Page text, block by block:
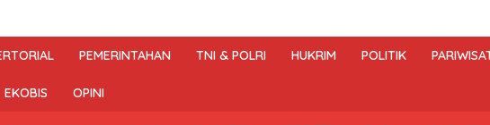
PEMERINTAHAN TNI & POLRI HUKRIM POLITIK
EKOBIS OPINI